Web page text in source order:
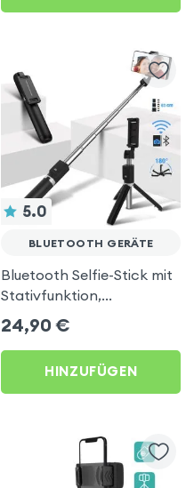
5.0
BLUETOOTH GERÄTE
Bluetooth Selfie-Stick mit
Stativfunktion,
höhenverstellbar -
Schwarz
24,90 €
HINZUFÜGEN